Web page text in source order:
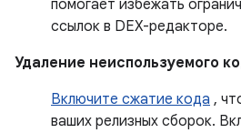
помогает избежать
ссылок в DEX-редакторе.
Удаление неиспользуемого
Включите сжатие кода ,
ваших релизных сборок.